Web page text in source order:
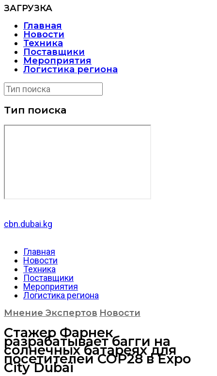
ЗАГРУЗКА
Главная
Новости
Техника
Поставщики
Мероприятия
Логистика региона
Тип поиска
cbn.dubai.kg
Главная
Новости
Техника
Поставщики
Мероприятия
Логистика региона
Мнение Экспертов Новости
Стажер Фарнек
разрабатывает багги на
солнечных батареях для
посетителей COP28 в Expo
City Dubai